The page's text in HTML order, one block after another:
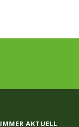
IMMER AKTUELL